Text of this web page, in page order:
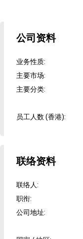
公司资料
业务性质:
主要市场:
主要分类:
员工人数 (香港):
联络资料
联络人:
职衔:
公司地址: